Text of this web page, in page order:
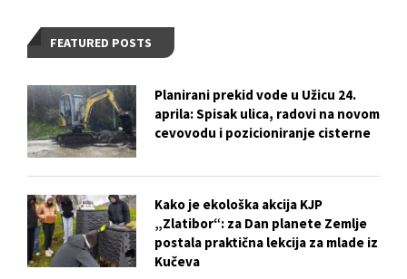
FEATURED POSTS
Planirani prekid vode u Užicu 24.
aprila: Spisak ulica, radovi na novom
cevovodu i pozicioniranje cisterne
Kako je ekološka akcija KJP
„Zlatibor“: za Dan planete Zemlje
postala praktična lekcija za mlade iz
Kučeva